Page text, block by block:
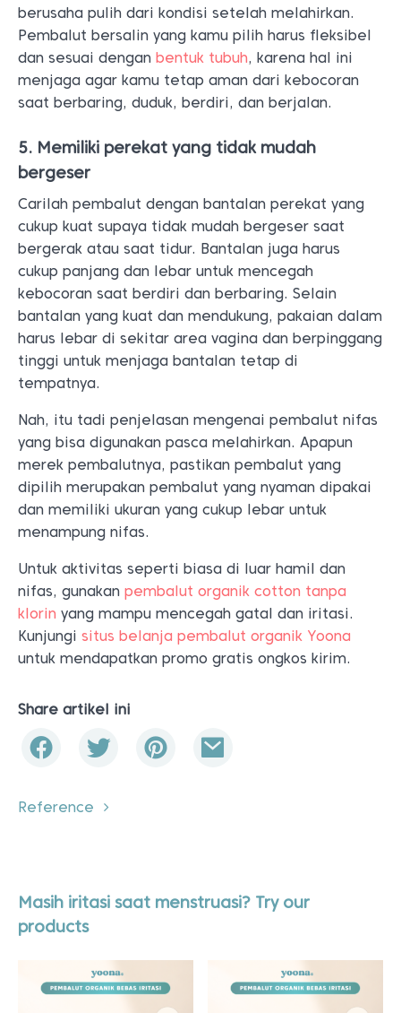
berusaha pulih dari kondisi setelah melahirkan.
Pembalut bersalin yang kamu pilih harus fleksibel
dan sesuai dengan bentuk tubuh, karena hal ini
menjaga agar kamu tetap aman dari kebocoran
saat berbaring, duduk, berdiri, dan berjalan.
5. Memiliki perekat yang tidak mudah
bergeser
Carilah pembalut dengan bantalan perekat yang
cukup kuat supaya tidak mudah bergeser saat
bergerak atau saat tidur. Bantalan juga harus
cukup panjang dan lebar untuk mencegah
kebocoran saat berdiri dan berbaring. Selain
bantalan yang kuat dan mendukung, pakaian dalam
harus lebar di sekitar area vagina dan berpinggang
tinggi untuk menjaga bantalan tetap di
tempatnya.
Nah, itu tadi penjelasan mengenai pembalut nifas
yang bisa digunakan pasca melahirkan. Apapun
merek pembalutnya, pastikan pembalut yang
dipilih merupakan pembalut yang nyaman dipakai
dan memiliki ukuran yang cukup lebar untuk
menampung nifas.
Untuk aktivitas seperti biasa di luar hamil dan
nifas, gunakan pembalut organik cotton tanpa
klorin yang mampu mencegah gatal dan iritasi.
Kunjungi situs belanja pembalut organik Yoona
untuk mendapatkan promo gratis ongkos kirim.
Share artikel ini
Reference
Masih iritasi saat menstruasi? Try our
products